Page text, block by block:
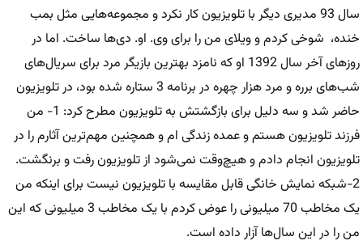
سال 93 مدیری دیگر با تلویزیون کار نکرد و مجموعه‌هایی مثل بمب
خنده، ‌ شوخی کردم و ویلای من را برای وی. او. دی‌ها ساخت. اما در
روزهای آخر سال 1392 او که نامزد بهترین بازیگر مرد برای سریال‌های
شب‌های برره و مرد هزار چهره در برنامه 3 ستاره شده بود، در تلویزیون
حاضر شد و سه دلیل برای بازگشتش به تلویزیون مطرح کرد: 1- من
فرزند تلویزیون هستم و عمده زندگی ام و همچنین مهم‌ترین آثارم را در
تلویزیون انجام دادم و هیچ‌وقت نمی‌شود از تلویزیون رفت و برنگشت.
2-شبکه نمایش خانگی قابل مقایسه با تلویزیون نیست برای اینکه من
یک مخاطب 70 میلیونی را عوض کردم با یک مخاطب 3 میلیونی که این
من را در این سال‌ها آزار داده است.